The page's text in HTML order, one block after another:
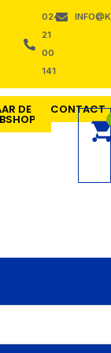
024
21
00
141
DE CONTACT